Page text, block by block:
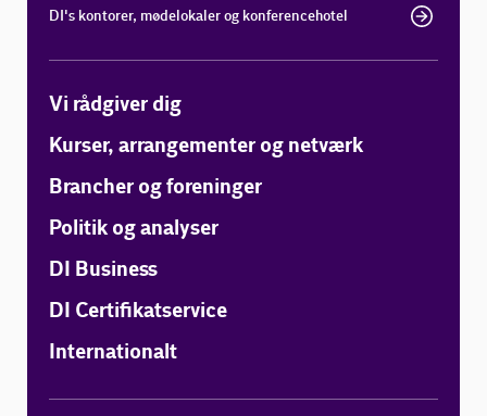
DI's kontorer, mødelokaler og konferencehotel
Vi rådgiver dig
Kurser, arrangementer og netværk
Brancher og foreninger
Politik og analyser
DI Business
DI Certifikatservice
Internationalt